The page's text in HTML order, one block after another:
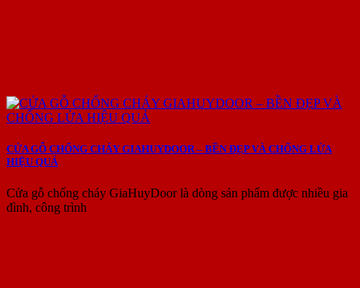
CỬA GỖ CHỐNG CHÁY GIAHUYDOOR – BỀN ĐẸP VÀ CHỐNG LỬA
HIỆU QUẢ
Cửa gỗ chống cháy GiaHuyDoor là dòng sản phẩm được nhiều gia
đình, công trình